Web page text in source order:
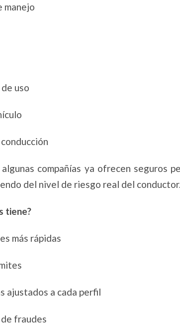
manejo
uso
compañías ya ofrecen seguros
del nivel de riesgo real del conductor.
tiene?
más rápidas
ajustados a cada perfil
fraudes